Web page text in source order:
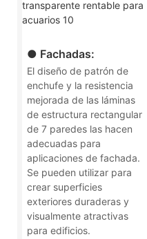
● Fachadas:
El diseño de patrón de
enchufe y la resistencia
mejorada de las láminas
de estructura rectangular
de 7 paredes las hacen
adecuadas para
aplicaciones de fachada.
Se pueden utilizar para
crear superficies
exteriores duraderas y
visualmente atractivas
para edificios.